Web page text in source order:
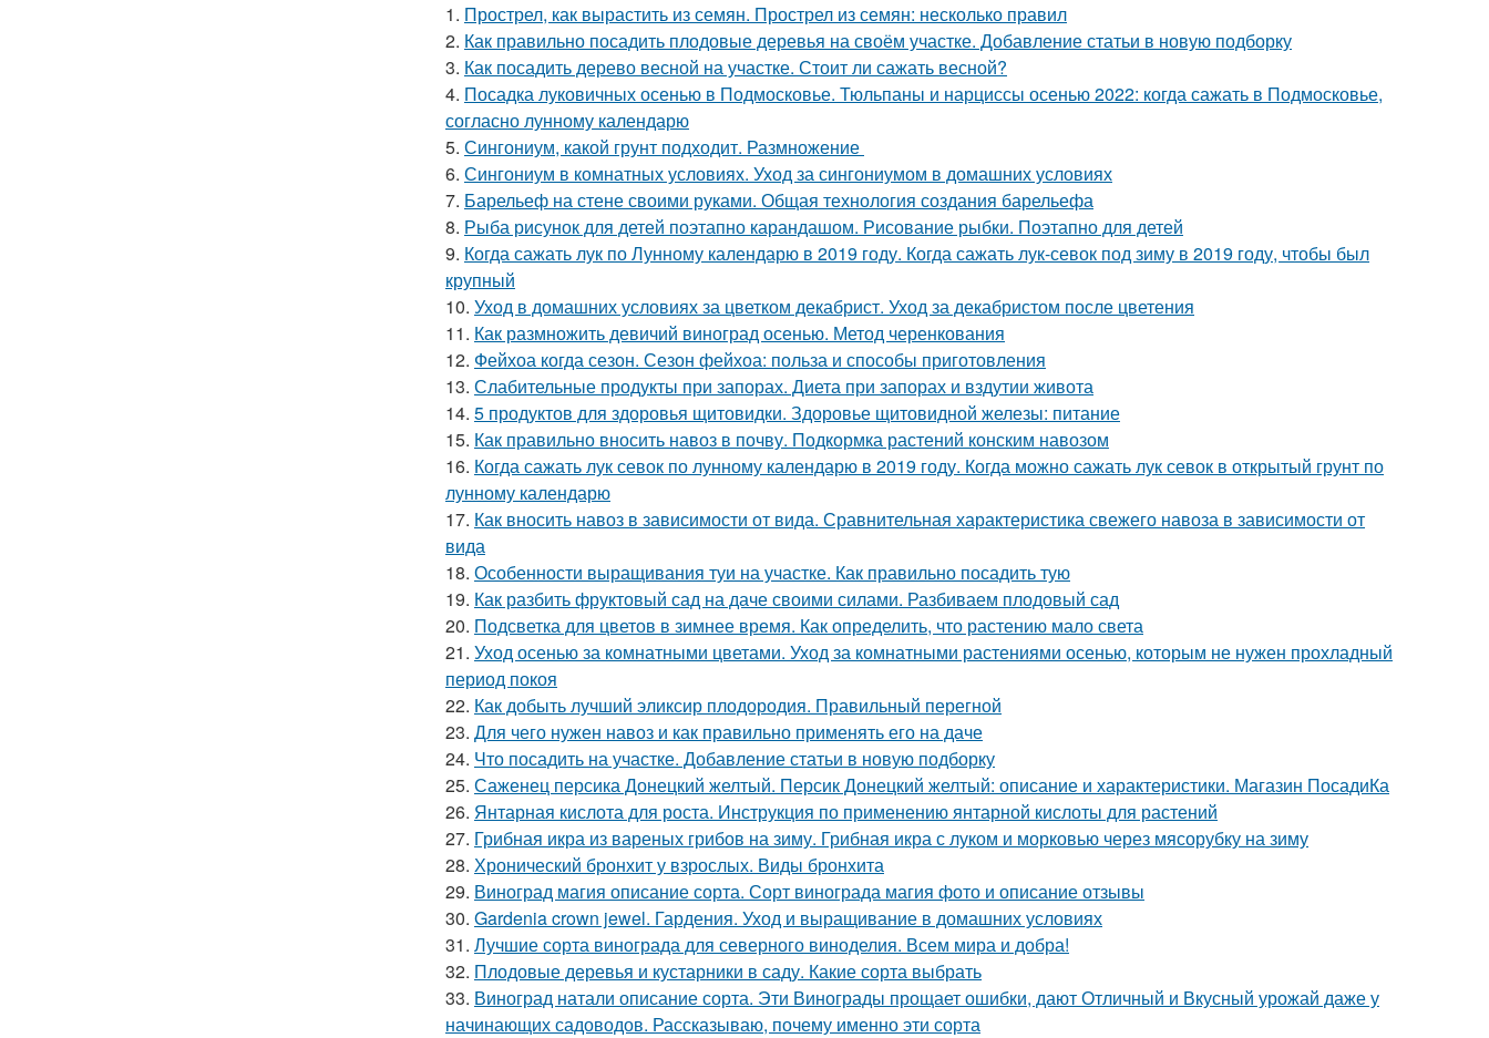
1. Прострел, как вырастить из семян. Прострел из семян: несколько правил
2. Как правильно посадить плодовые деревья на своём участке. Добавление статьи в новую подборку
3. Как посадить дерево весной на участке. Стоит ли сажать весной?
4. Посадка луковичных осенью в Подмосковье. Тюльпаны и нарциссы осенью 2022: когда сажать в Подмосковье,
согласно лунному календарю
5. Сингониум, какой грунт подходит. Размножение
6. Сингониум в комнатных условиях. Уход за сингониумом в домашних условиях
7. Барельеф на стене своими руками. Общая технология создания барельефа
8. Рыба рисунок для детей поэтапно карандашом. Рисование рыбки. Поэтапно для детей
9. Когда сажать лук по Лунному календарю в 2019 году. Когда сажать лук-севок под зиму в 2019 году, чтобы был
крупный
10. Уход в домашних условиях за цветком декабрист. Уход за декабристом после цветения
11. Как размножить девичий виноград осенью. Метод черенкования
12. Фейхоа когда сезон. Сезон фейхоа: польза и способы приготовления
13. Слабительные продукты при запорах. Диета при запорах и вздутии живота
14. 5 продуктов для здоровья щитовидки. Здоровье щитовидной железы: питание
15. Как правильно вносить навоз в почву. Подкормка растений конским навозом
16. Когда сажать лук севок по лунному календарю в 2019 году. Когда можно сажать лук севок в открытый грунт по
лунному календарю
17. Как вносить навоз в зависимости от вида. Сравнительная характеристика свежего навоза в зависимости от
вида
18. Особенности выращивания туи на участке. Как правильно посадить тую
19. Как разбить фруктовый сад на даче своими силами. Разбиваем плодовый сад
20. Подсветка для цветов в зимнее время. Как определить, что растению мало света
21. Уход осенью за комнатными цветами. Уход за комнатными растениями осенью, которым не нужен прохладный
период покоя
22. Как добыть лучший эликсир плодородия. Правильный перегной
23. Для чего нужен навоз и как правильно применять его на даче
24. Что посадить на участке. Добавление статьи в новую подборку
25. Саженец персика Донецкий желтый. Персик Донецкий желтый: описание и характеристики. Магазин ПосадиКа
26. Янтарная кислота для роста. Инструкция по применению янтарной кислоты для растений
27. Грибная икра из вареных грибов на зиму. Грибная икра с луком и морковью через мясорубку на зиму
28. Хронический бронхит у взрослых. Виды бронхита
29. Виноград магия описание сорта. Сорт винограда магия фото и описание отзывы
30. Gardenia crown jewel. Гардения. Уход и выращивание в домашних условиях
31. Лучшие сорта винограда для северного виноделия. Всем мира и добра!
32. Плодовые деревья и кустарники в саду. Какие сорта выбрать
33. Виноград натали описание сорта. Эти Винограды прощает ошибки, дают Отличный и Вкусный урожай даже у
начинающих садоводов. Рассказываю, почему именно эти сорта